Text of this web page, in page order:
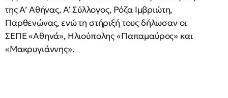
της Α’ Αθήνας, Α’ Σύλλογος, Ρόζα Ιμβριώτη,
Παρθενώνας, ενώ τη στήριξή τους δήλωσαν οι
ΣΕΠΕ «Αθηνά», Ηλιούπολης «Παπαμαύρος» και
«Μακρυγιάννης».